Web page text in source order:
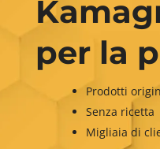
per la
Prodotti
Senza ricetta
Migliaia di